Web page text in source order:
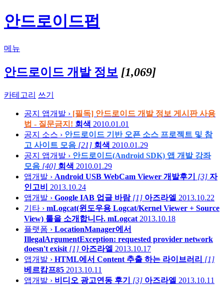
안드로이드펍
메뉴
안드로이드 개발 정보 [1,069]
카테고리 쓰기
공지 앱개발 › [필독] 안드로이드 개발 정보 게시판 사용
법 - 질문금지! 회색 2010.01.01
공지
소스 › 안드로이드 기반 오픈 소스 프로젝트 및 참
고 사이트 모음 [21] 회색 2010.01.29
공지
앱개발 › 안드로이드(Android SDK) 앱 개발 강좌
모음 [40] 회색 2010.01.29
앱개발 › Android USB WebCam Viewer 개발후기 [3] 자
인고비
2013.10.24
앱개발 › Google IAB 업글 바람 [1] 아즈라엘 2013.10.22
기타 › mLogcat(윈도우용 Logcat/Kernel Viewer + Source
View) 툴을 소개합니다. mLogcat 2013.10.18
플랫폼 › LocationManager에서
IllegalArgumentException: requested provider network
doesn't exisit [1] 아즈라엘 2013.10.17
앱개발 › HTML에서 Content 추출 하는 라이브러리 [1]
베르캄프85 2013.10.11
앱개발 › 비디오 광고연동 후기 [3] 아즈라엘 2013.10.11